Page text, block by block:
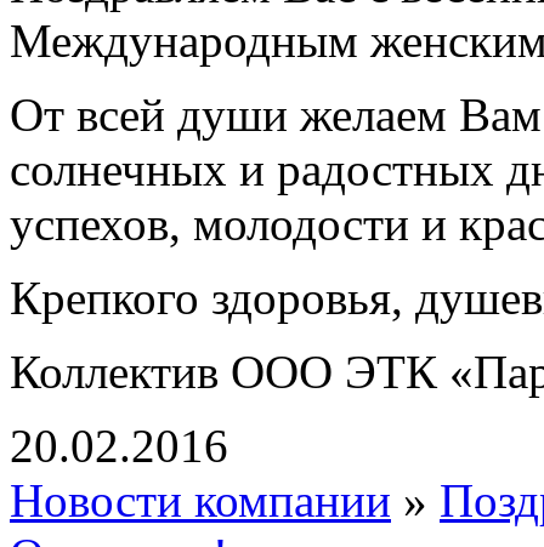
Международным
От всей души желаем Вам
солнечных и радостных
успехов, молодости и
Крепкого здоровья,
Коллектив ООО ЭТК
20.02.2016
Новости компании »